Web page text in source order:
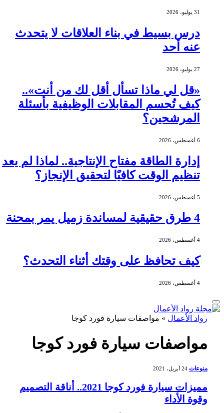
31 يوليو، 2026
درس بسيط في بناء العلاقات لا يتحدث
عنه أحد
27 يوليو، 2026
«قل لي ماذا تسأل أقل لك من أنت»..
كيف تُحسم المقابلات الوظيفية بأسئلة
المرشحين؟
6 أغسطس، 2026
إدارة الطاقة مفتاح الإنتاجية.. لماذا لم يعد
تنظيم الوقت كافيًا لتحقيق الإنجاز؟
5 أغسطس، 2026
4 طرق حقيقية لمساندة زميل يمر بمحنة
4 أغسطس، 2026
كيف تحافظ على وقتك أثناء التحدث؟
4 أغسطس، 2026
رواد الأعمال» مواصفات سيارة فورد كوجا
مواصفات سيارة فورد كوجا
منوعات 24 أبريل، 2021
مميزات سيارة فورد كوجا 2021.. أناقة التصميم
وقوة الأداء